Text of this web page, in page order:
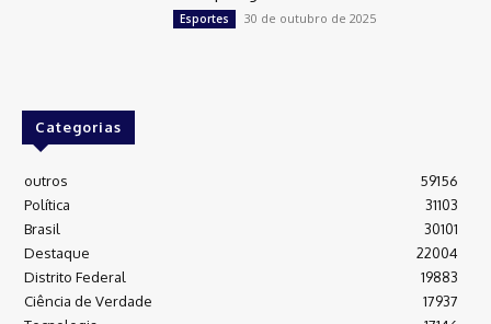
Esportes 30 de outubro de 2025
Categorias
outros
59156
Política
31103
Brasil
30101
Destaque
22004
Distrito Federal
19883
Ciência de Verdade
17937